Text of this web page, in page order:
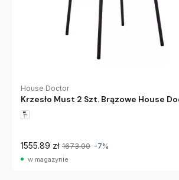
House Doctor
Krzesło Must 2 Szt. Brązowe House
1555.89 zł 1673.00 -7%
w magazynie